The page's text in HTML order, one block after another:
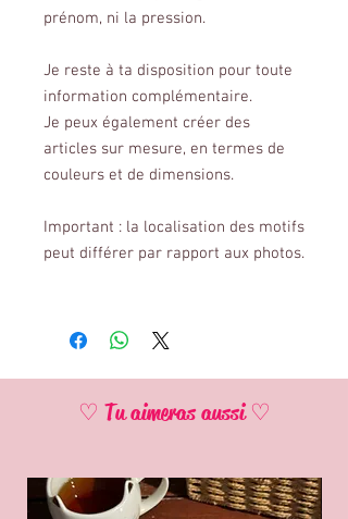
prénom, ni la pression.
Je reste à ta disposition pour toute
information complémentaire.
Je peux également créer des
articles sur mesure, en termes de
couleurs et de dimensions.
Important : la localisation des motifs
peut différer par rapport aux photos.
♡ Tu aimeras aussi ♡